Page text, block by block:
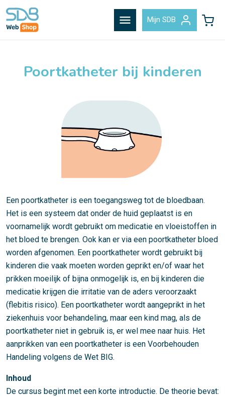
menu Mijn SDB
Poortkatheter bij kinderen
Een poortkatheter is een toegangsweg tot de bloedbaan.
Het is een systeem dat onder de huid geplaatst is en
voornamelijk wordt gebruikt om medicatie en vloeistoffen in
het bloed te brengen. Ook kan er via een poortkatheter bloed
worden afgenomen. Een poortkatheter wordt gebruikt bij
kinderen die vaak moeten worden geprikt en/of waar het
prikken moeilijk of bijna onmogelijk is, en bij kinderen die
medicatie krijgen die irritatie van de aders veroorzaakt
(flebitis risico). Een poortkatheter wordt aangeprikt in het
ziekenhuis voor behandeling, maar een kind mag, als de
poortkatheter niet in gebruik is, er wel mee naar huis. Het
aanprikken van een poortkatheter is een Voorbehouden
Handeling volgens de Wet BIG.
Inhoud
De cursus begint met een korte introductie. De theorie bevat: